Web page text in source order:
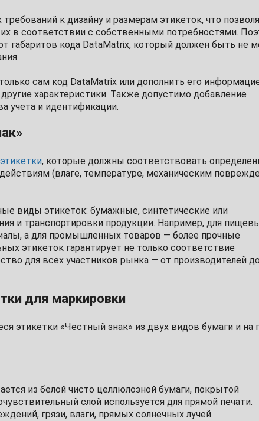
к дизайну и размерам этикеток, что
в соответствии с собственными потребностями.
габаритов кода DataMatrix, который должен быть не
сам код DataMatrix или дополнить его
характеристики. Также допустимо добавление
учета и идентификации.
этикетки, которые должны соответствовать
(влаге, температуре, механическим
виды этикеток: бумажные, синтетические или
и транспортировки продукции. Например, для
а для промышленных товаров — более прочные
этикеток гарантирует не только соответствие
для всех участников рынка — от производителей до
для маркировки
этикетки «Честный знак» из двух видов бумаги и на
из белой чисто целлюлозной бумаги, покрытой
слой используется для прямой печати.
грязи, влаги, прямых солнечных лучей.